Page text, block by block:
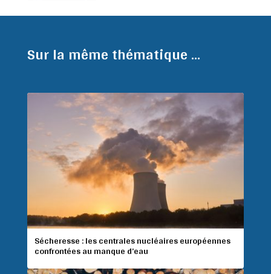
Sur la même thématique ...
Sécheresse : les centrales nucléaires européennes
confrontées au manque d’eau